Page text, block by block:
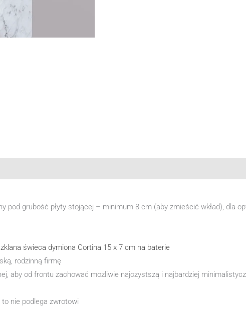
pod grubość płyty stojącej – minimum 8 cm (aby zmieścić wkład), dla
świeca dymiona Cortina 15 x 7 cm na baterie
rodzinną firmę
aby od frontu zachować możliwie najczystszą i najbardziej
nie podlega zwrotowi